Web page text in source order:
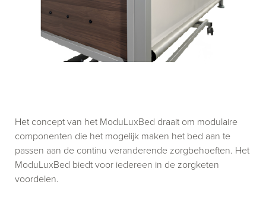
Het concept van het ModuLuxBed draait om modulaire
componenten die het mogelijk maken het bed aan te
passen aan de continu veranderende zorgbehoeften. Het
ModuLuxBed biedt voor iedereen in de zorgketen
voordelen.